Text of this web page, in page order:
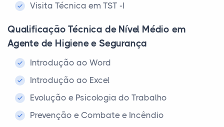
Visita Técnica em TST -I
Qualificação Técnica de Nível Médio em
Agente de Higiene e Segurança
Introdução ao Word
Introdução ao Excel
Evolução e Psicologia do Trabalho
Prevenção e Combate e Incêndio